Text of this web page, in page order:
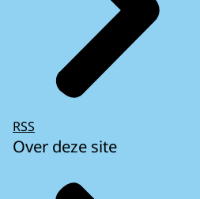
RSS
Over deze site